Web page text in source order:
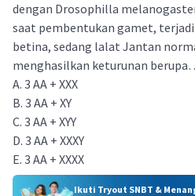
dengan Drosophilla melanogaster
saat pembentukan gamet,
betina, sedang lalat Jantan
menghasilkan keturunan
A. 3 AA + XXX
B. 3 AA + XY
C. 3 AA + XYY
D. 3 AA + XXXY
E. 3 AA + XXXX
Ikuti Tryout SNBT &